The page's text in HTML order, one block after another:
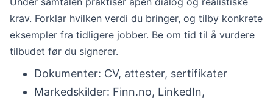
krav. Forklar hvilken verdi du bringer, og tilby konkrete
eksempler fra tidligere jobber. Be om tid til å vurdere
tilbudet før du signerer.
Dokumenter: CV, attester, sertifikater
Markedskilder: Finn.no, LinkedIn,